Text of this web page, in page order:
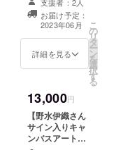
お礼ボイス
収録時間：１～
３分 提供方
法：ファイル転
送サービスにて
お届けします。
※七八くま
咲ほのあ３名の
うちお一人をお
選びください。
は2023年12月を
予定しいていま
す。 ②スタン
ド付きアクリル
コースター
絵柄 ：お選
びいただいた出
ラクター
※
出演者は、七八
くまの・柚萌・
紫乃咲ほのあ３
273*220サイズ)
絵柄 ：
本クラウドファ
ンディング用に
書き下ろした
サービスにてお
届けします。
②台本（PDF)
テレビ放送
５分アニメ６話
お届け予定：
2023年06月
詳細を見る
こ
の
リ
タ
ー
ン
を
選
択
す
る
13,000円
【野水伊織さん
サイン入りキャ
ンバスアート】